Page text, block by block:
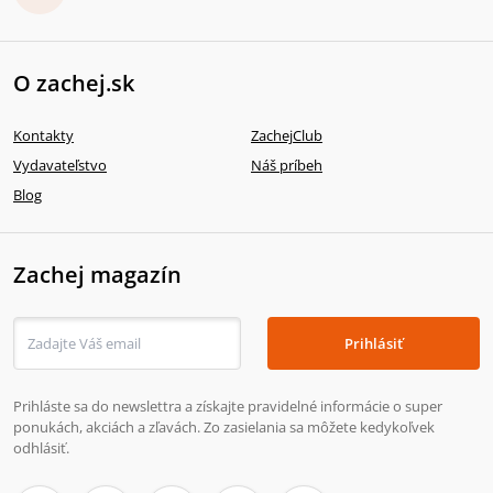
O zachej.sk
Kontakty
ZachejClub
Vydavateľstvo
Náš príbeh
Blog
Zachej magazín
Prihlásiť
Prihláste sa do newslettra a získajte pravidelné informácie o super
ponukách, akciách a zľavách. Zo zasielania sa môžete kedykoľvek
odhlásiť.